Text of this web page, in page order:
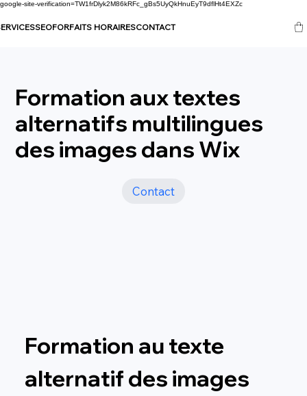
google-site-verification=TW1frDlyk2M86kRFc_gBs5UyQkHnuEyT9dflHt4EXZc
SEOFORFAITS HORAIRESCONTACT
Formation aux textes
alternatifs multilingues
des images dans Wix
Contact
Formation au texte
alternatif des images